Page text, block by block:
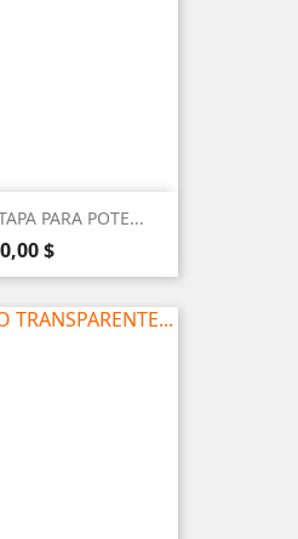
PARA POTE...
Precio
0,00 $